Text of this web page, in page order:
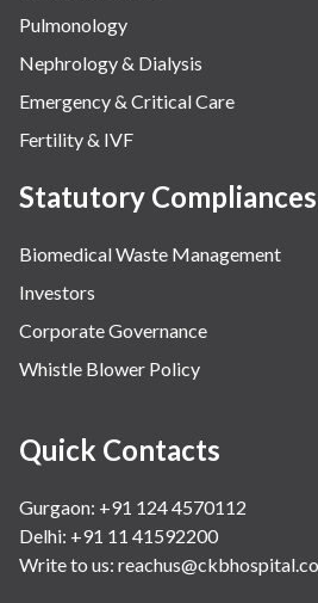
Pulmonology
Nephrology & Dialysis
Emergency & Critical Care
Fertility & IVF
Statutory Compliances
Biomedical Waste Management
Investors
Corporate Governance
Whistle Blower Policy
Quick Contacts
Gurgaon: +91 124 4570112
Delhi: +91 11 41592200
Write to us: